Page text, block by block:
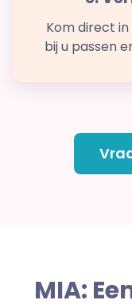
Kom direct
bij u passen
MIA: